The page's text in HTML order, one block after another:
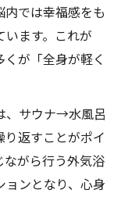
では幸福感をも
ます。これが
くが「全身が軽く
、サウナ→水風呂
返すことがポイ
ながら行う外気浴
ンとなり、心身